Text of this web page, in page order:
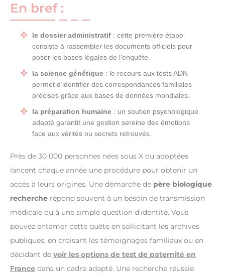
En bref :
le dossier administratif : cette première étape
consiste à rassembler les documents officiels pour
poser les bases légales de l’enquête.
la science génétique : le recours aux tests ADN
permet d’identifier des correspondances familiales
précises grâce aux bases de données mondiales.
la préparation humaine : un soutien psychologique
adapté garantit une gestion sereine des émotions
face aux vérités ou secrets retrouvés.
Près de 30 000 personnes nées sous X ou adoptées
lancent chaque année une procédure pour obtenir un
accès à leurs origines. Une démarche de père biologique
recherche répond souvent à un besoin de transmission
médicale ou à une simple question d’identité. Vous
pouvez entamer cette quête en sollicitant les archives
publiques, en croisant les témoignages familiaux ou en
décidant de voir les options de test de paternité en
France dans un cadre adapté. Une recherche réussie